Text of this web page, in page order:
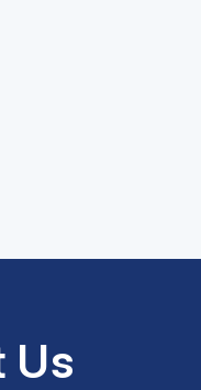
Us